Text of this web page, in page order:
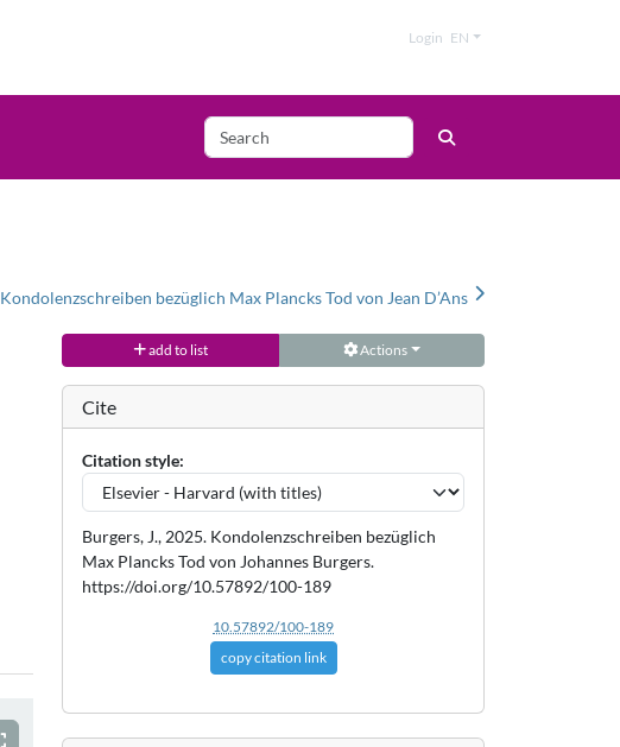
Login EN
Kondolenzschreiben bezüglich Max Plancks Tod von Jean D’Ans
add to list Actions
Cite
Citation style:
Burgers, J., 2025. Kondolenzschreiben bezüglich
Max Plancks Tod von Johannes Burgers.
https://doi.org/10.57892/100-189
10.57892/100-189
copy citation link